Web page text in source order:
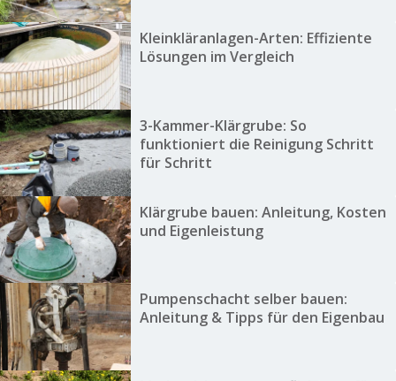
Kleinkläranlagen-Arten: Effiziente
Lösungen im Vergleich
3-Kammer-Klärgrube: So
funktioniert die Reinigung Schritt
für Schritt
Klärgrube bauen: Anleitung, Kosten
und Eigenleistung
Pumpenschacht selber bauen:
Anleitung & Tipps für den Eigenbau